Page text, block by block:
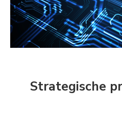
Strategische